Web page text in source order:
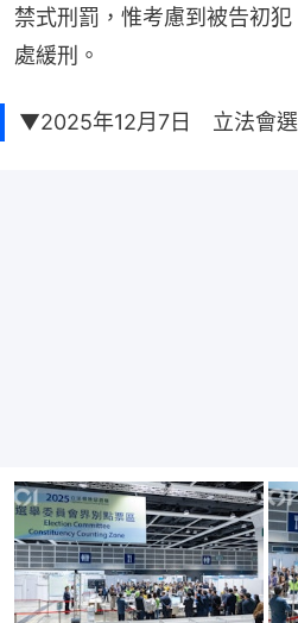
禁式刑罰，惟考慮到被告初
處緩刑。
▼2025年12月7日 立法會